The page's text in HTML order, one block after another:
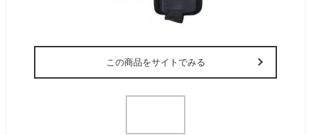
この商品をサイトでみる